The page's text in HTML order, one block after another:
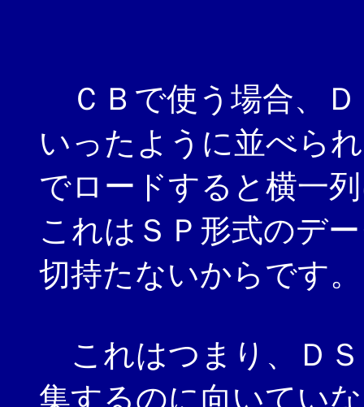
ＣＢで使う場合、Ｄ
いったように並べら
でロードすると横一
これはＳＰ形式のデ
切持たないからです。
これはつまり、Ｄ
集するのに向いてい